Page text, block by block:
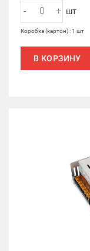
- + шт
Коробка (картон) : 1 шт
В КОРЗИНУ